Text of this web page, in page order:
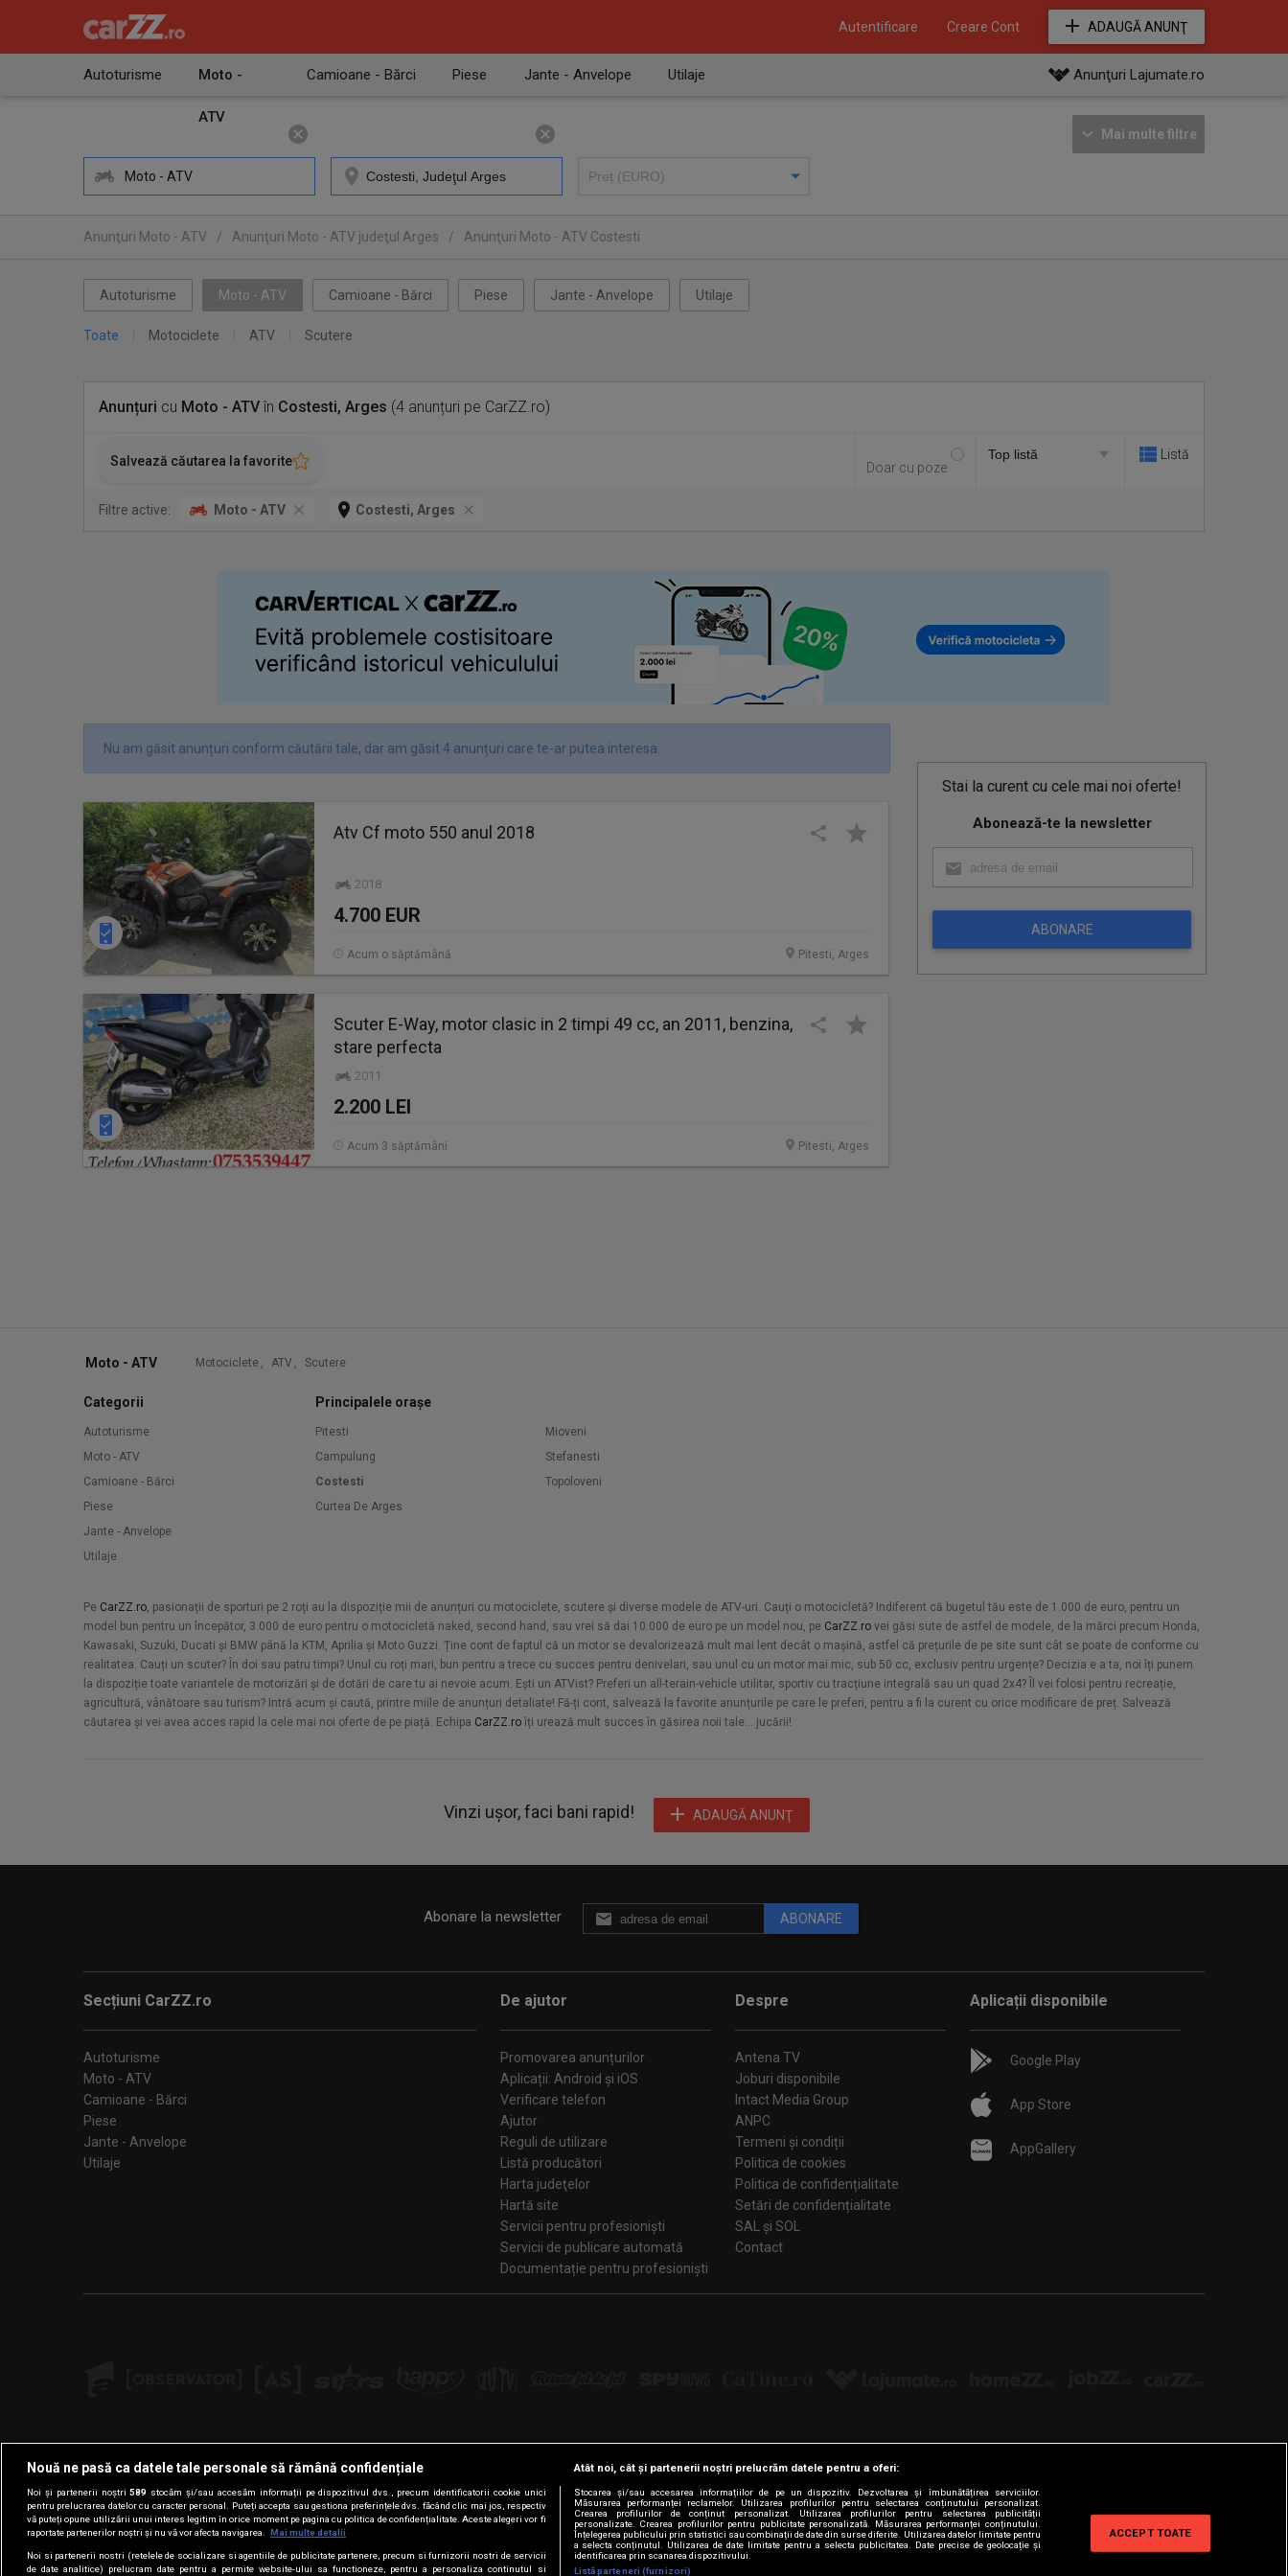
Autentificare Creare Cont ADAUGĂ ANUNŢ
Autoturisme Moto -
ATV
Camioane - Bărci Piese Jante - Anvelope Utilaje Anunţuri Lajumate.ro
Moto - ATV
Mai multe filtre
Anunţuri Moto - ATV / Anunţuri Moto - ATV judeţul Arges / Anunţuri Moto - ATV Costesti
Autoturisme Moto - ATV Camioane - Bărci Piese Jante - Anvelope Utilaje
Toate Motociclete ATV Scutere
Anunțuri cu Moto - ATVîn Costesti, Arges (4 anunțuri pe CarZZ.ro)
Salvează căutarea la favorite Doar cu poze
Listă
Filtre active: Moto - ATV Costesti, Arges
Stai la curent cu cele mai noi oferte!
Abonează-te la newsletter
ABONARE
Nu am găsit anunțuri conform căutării tale, dar am găsit 4 anunțuri care te-ar putea interesa.
Atv Cf moto 550 anul 2018
2018
4.700 EUR
Pitesti, Arges
Acum o săptămână
Scuter E-Way, motor clasic in 2 timpi 49 cc, an 2011, benzina,
stare perfecta
2011
2.200 LEI
Pitesti, Arges
Acum 3 săptămâni
Moto - ATV Motociclete , ATV , Scutere
Categorii
Autoturisme
Moto - ATV
Camioane - Bărci
Piese
Jante - Anvelope
Utilaje
Principalele orașe
Pitesti
Campulung
Costesti
Curtea De Arges
Mioveni
Stefanesti
Topoloveni
Pe CarZZ.ro, pasionații de sporturi pe 2 roți au la dispoziție mii de anunțuri cu motociclete, scutere și diverse modele de ATV-uri. Cauți o motocicletă? Indiferent că bugetul tău este de 1.000 de euro, pentru un
model bun pentru un începător, 3.000 de euro pentru o motocicletă naked, second hand, sau vrei să dai 10.000 de euro pe un model nou, pe CarZZ.ro vei găsi sute de astfel de modele, de la mărci precum Honda,
Kawasaki, Suzuki, Ducati și BMW până la KTM, Aprilia și Moto Guzzi. Ține cont de faptul că un motor se devalorizează mult mai lent decât o mașină, astfel că prețurile de pe site sunt cât se poate de conforme cu
realitatea. Cauți un scuter? În doi sau patru timpi? Unul cu roți mari, bun pentru a trece cu succes pentru denivelari, sau unul cu un motor mai mic, sub 50 cc, exclusiv pentru urgențe? Decizia e a ta, noi îți punem
la dispoziție toate variantele de motorizări și de dotări de care tu ai nevoie acum. Ești un ATVist? Preferi un all-terain-vehicle utilitar, sportiv cu tracțiune integrală sau un quad 2x4? Îl vei folosi pentru recreație,
agricultură, vânătoare sau turism? Intră acum și caută, printre miile de anunțuri detaliate! Fă-ți cont, salvează la favorite anunțurile pe care le preferi, pentru a fi la curent cu orice modificare de preț. Salvează
căutarea și vei avea acces rapid la cele mai noi oferte de pe piață. Echipa CarZZ.ro îți urează mult succes în găsirea noii tale... jucării!
Vinzi ușor, faci bani rapid! ADAUGĂ ANUNŢ
Abonare la newsletter ABONARE
Secțiuni CarZZ.ro
Autoturisme
Moto - ATV
Camioane - Bărci
Piese
Jante - Anvelope
Utilaje
De ajutor
Promovarea anunțurilor
Aplicații: Android și iOS
Verificare telefon
Ajutor
Reguli de utilizare
Listă producători
Harta judeţelor
Hartă site
Servicii pentru profesioniști
Servicii de publicare automată
Documentație pentru profesioniști
Despre
Antena TV
Joburi disponibile
Intact Media Group
ANPC
Termeni și condiții
Politica de cookies
Politica de confidențialitate
Setări de confidențialitate
SAL și SOL
Contact
Aplicații disponibile
Google Play
App Store
AppGallery
Urmărește-ne pe:
FacebookLinkedInYouTubeInstagramPinterestTiktok
Nouă ne pasă ca datele tale personale să rămână confidențiale
Noi și partenerii noștri589 stocăm și/sau accesăm informații pe dispozitivul dvs., precum identificatorii cookie unici
pentru prelucrarea datelor cu caracter personal. Puteți accepta sau gestiona preferințele dvs. făcând clic mai jos, respectiv
vă puteți opune utilizării unui interes legitim în orice moment pe pagina cu politica de confidențialitate. Aceste alegeri vor fi
raportate partenerilor noștri și nu vă vor afecta navigarea.
Mai multe detalii
Noi si partenerii nostri (retelele de socializare si agentiile de publicitate partenere, precum si furnizorii nostri de servicii
de date analitice) prelucram date pentru a permite website-ului sa functioneze, pentru a personaliza continutul si
Atât noi, cât și partenerii noștri prelucrăm datele pentru a oferi:
Stocarea și/sau accesarea informațiilor de pe un dispozitiv. Dezvoltarea și îmbunătățirea serviciilor.
Măsurarea performanței reclamelor. Utilizarea profilurilor pentru selectarea conținutului personalizat.
Crearea profilurilor de conținut personalizat. Utilizarea profilurilor pentru selectarea publicității
personalizate. Crearea profilurilor pentru publicitate personalizată. Măsurarea performanței conținutului.
Înțelegerea publicului prin statistici sau combinații de date din surse diferite. Utilizarea datelor limitate pentru
a selecta conținutul. Utilizarea de date limitate pentru a selecta publicitatea. Date precise de geolocație și
identificarea prin scanarea dispozitivului.
Listă parteneri (furnizori)
ACCEPT TOATE